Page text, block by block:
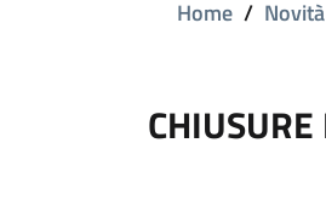
Home / Novità